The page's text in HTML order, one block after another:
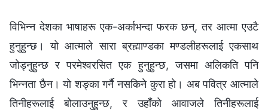
विभिन्न देशका भाषाहरू एक-अर्काभन्दा फरक छन्, तर आत्मा एउटै
हुनुहुन्छ। यो आत्माले सारा ब्रह्माण्डका मण्डलीहरूलाई एकसाथ
जोड्नुहुन्छ र परमेश्‍वरसित एक हुनुहुन्छ, जसमा अलिकति पनि
भिन्नता छैन। यो शङ्का गर्नै नसकिने कुरा हो। अब पवित्र आत्माले
तिनीहरूलाई बोलाउनुहुन्छ, र उहाँको आवाजले तिनीहरूलाई